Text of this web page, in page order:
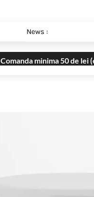
News :
Comanda minima 50 de